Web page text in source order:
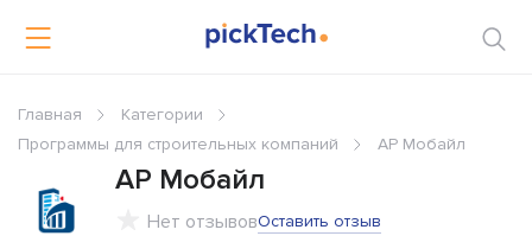
Главная
Категории
Программы для строительных компаний
АР Мобайл
АР Мобайл
Нет отзывовОставить отзыв